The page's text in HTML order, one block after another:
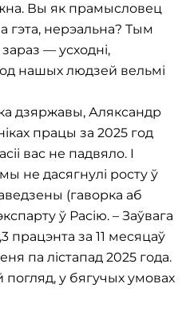
Вы як прамысловец
гэта, нерэальна? Тым
— усходні,
нашых людзей вельмі
дзяржавы, Аляксандр
працы за 2025 год
вас не падвяло. І
не дасягнулі росту ў
(гаворка аб
ў Расію. – Заўвага
працэнта за 11 месяцаў
па лістапад 2025 года.
у бягучых умовах